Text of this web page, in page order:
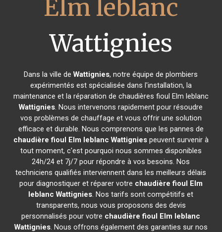
Elm leblanc
Wattignies
Dans la ville deWattignies, notre équipe de plombiers
expérimentés est spécialisée dans l'installation, la
maintenance et la réparation de chaudières fioul Elm leblanc
Wattignies. Nous intervenons rapidement pour résoudre
vos problèmes de chauffage et vous offrir une solution
efficace et durable. Nous comprenons que les pannes de
chaudière fioul Elm leblanc Wattigniespeuvent survenir à
tout moment, c'est pourquoi nous sommes disponibles
24h/24 et 7j/7 pour répondre à vos besoins. Nos
techniciens qualifiés interviennent dans les meilleurs délais
pour diagnostiquer et réparer votre chaudière fioul Elm
leblanc Wattignies. Nos tarifs sont compétitifs et
transparents, nous vous proposons des devis
personnalisés pour votre chaudière fioul Elm leblanc
Wattignies. Nous offrons également des garanties sur nos